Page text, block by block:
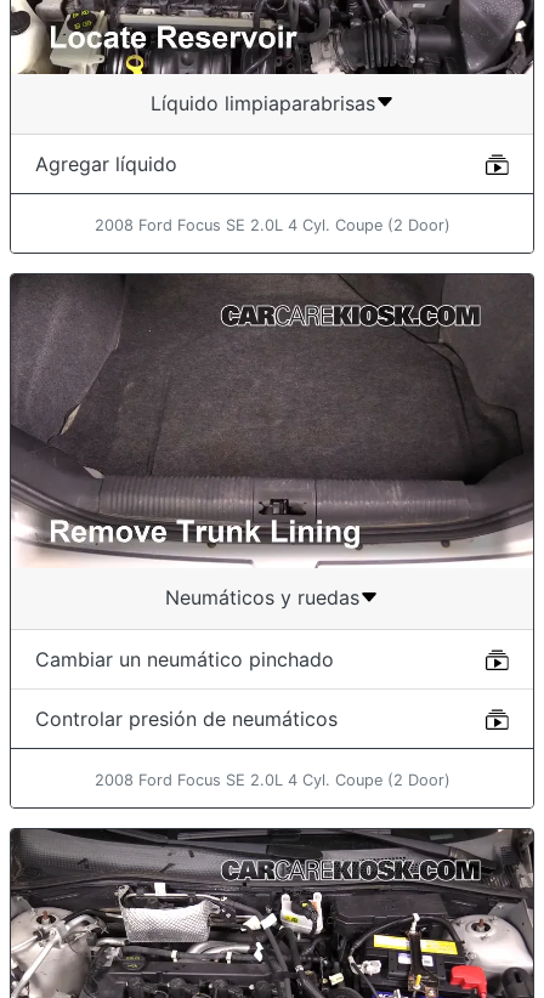
Líquido limpiaparabrisas
Agregar líquido
2008 Ford Focus SE 2.0L 4 Cyl. Coupe (2 Door)
Neumáticos y ruedas
Cambiar un neumático pinchado
Controlar presión de neumáticos
2008 Ford Focus SE 2.0L 4 Cyl. Coupe (2 Door)